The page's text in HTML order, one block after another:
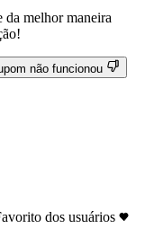
da melhor maneira
não funcionou
dos usuários